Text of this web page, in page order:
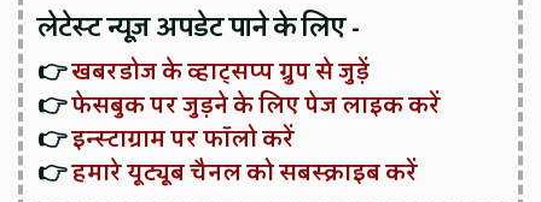
लेटेस्ट न्यूज़ अपडेट पाने के लिए -
👉खबरडोज के व्हाट्सप्प ग्रुप से जुड़ें
👉फेसबुक पर जुड़ने के लिए पेज लाइक करें
👉इन्स्टाग्राम पर फॉलो करें
👉हमारे यूट्यूब चैनल को सबस्क्राइब करें